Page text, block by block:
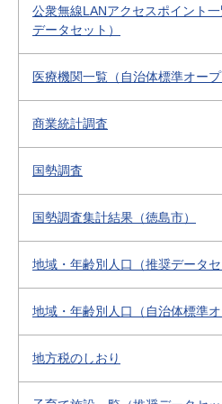
公衆無線LANアクセスポイント
データセット）
医療機関一覧（自治体標準オープ
商業統計調査
国勢調査
国勢調査集計結果（徳島市）
地域・年齢別人口（推奨データセ
地域・年齢別人口（自治体標準オ
地方税のしおり